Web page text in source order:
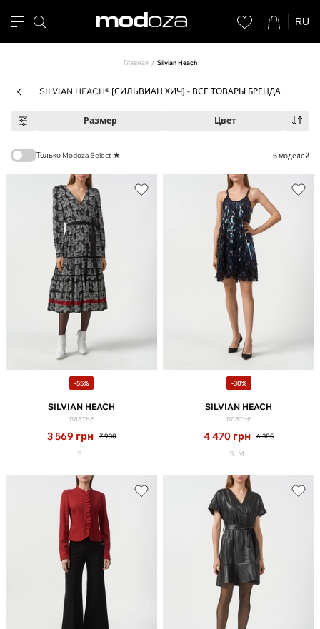
RU
Главная Silvian Heach
SILVIAN HEACH® [СИЛЬВИАН ХИЧ] - ВСЕ ТОВАРЫ БРЕНДА
Размер Цвет
Только Modoza Select ★ 5моделей
-55%
SILVIAN HEACH
платье
3 569 грн 7 930
S
-30%
SILVIAN HEACH
платье
4 470 грн 6 385
S M